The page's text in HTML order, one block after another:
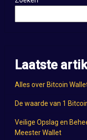
Laatste
Alles over Bitcoin
De waarde van 1
Veilige Opslag en
Meester Wallet